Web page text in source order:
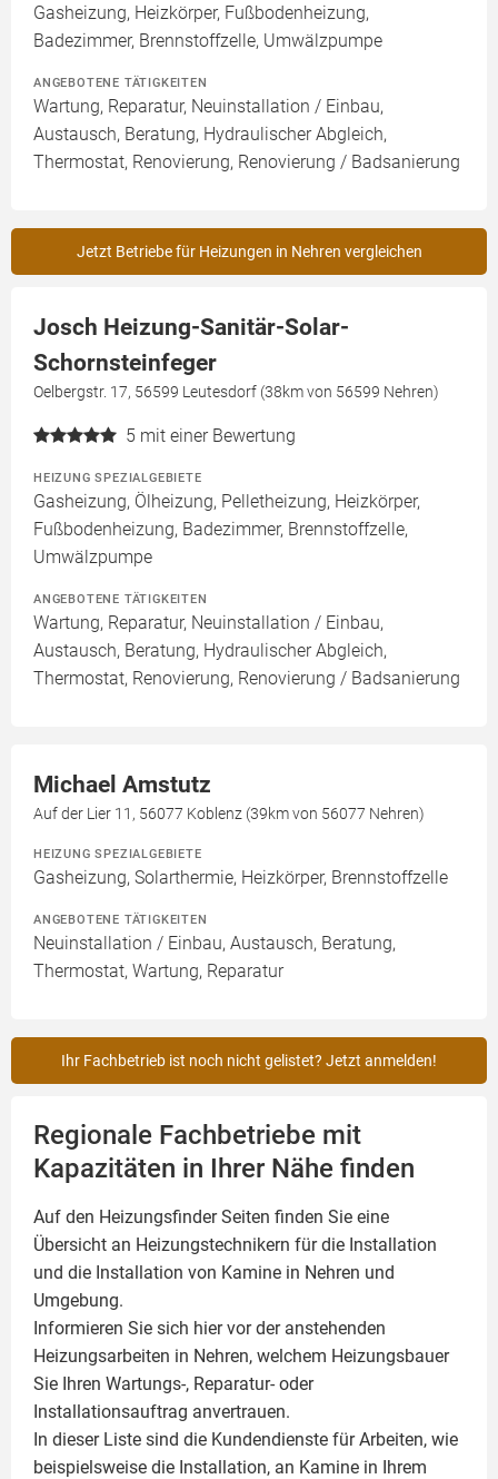
Gasheizung, Heizkörper, Fußbodenheizung,
Badezimmer, Brennstoffzelle, Umwälzpumpe
ANGEBOTENE TÄTIGKEITEN
Wartung, Reparatur, Neuinstallation / Einbau,
Austausch, Beratung, Hydraulischer Abgleich,
Thermostat, Renovierung, Renovierung / Badsanierung
Jetzt Betriebe für Heizungen in Nehren vergleichen
Josch Heizung-Sanitär-Solar-
Schornsteinfeger
Oelbergstr. 17, 56599 Leutesdorf (38km von 56599 Nehren)
5 mit einer Bewertung
HEIZUNG SPEZIALGEBIETE
Gasheizung, Ölheizung, Pelletheizung, Heizkörper,
Fußbodenheizung, Badezimmer, Brennstoffzelle,
Umwälzpumpe
ANGEBOTENE TÄTIGKEITEN
Wartung, Reparatur, Neuinstallation / Einbau,
Austausch, Beratung, Hydraulischer Abgleich,
Thermostat, Renovierung, Renovierung / Badsanierung
Michael Amstutz
Auf der Lier 11, 56077 Koblenz (39km von 56077 Nehren)
HEIZUNG SPEZIALGEBIETE
Gasheizung, Solarthermie, Heizkörper, Brennstoffzelle
ANGEBOTENE TÄTIGKEITEN
Neuinstallation / Einbau, Austausch, Beratung,
Thermostat, Wartung, Reparatur
Ihr Fachbetrieb ist noch nicht gelistet? Jetzt anmelden!
Regionale Fachbetriebe mit
Kapazitäten in Ihrer Nähe finden
Auf den Heizungsfinder Seiten finden Sie eine
Übersicht an Heizungstechnikern für die Installation
und die Installation von Kamine in Nehren und
Umgebung.
Informieren Sie sich hier vor der anstehenden
Heizungsarbeiten in Nehren, welchem Heizungsbauer
Sie Ihren Wartungs-, Reparatur- oder
Installationsauftrag anvertrauen.
In dieser Liste sind die Kundendienste für Arbeiten, wie
beispielsweise die Installation, an Kamine in Ihrem